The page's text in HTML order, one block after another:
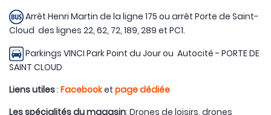
Arrêt Henri Martin de la ligne 175 ou arrêt Porte de Saint-
Cloud des lignes 22, 62, 72, 189, 289 et PC1.
Parkings VINCI Park Point du Jour ou Autocité - PORTE DE
SAINT CLOUD
Liens utiles: Facebooket page dédiée
Les spécialités du magasin: Drones de loisirs, drones